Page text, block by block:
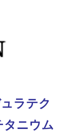
ラテク
タニウム